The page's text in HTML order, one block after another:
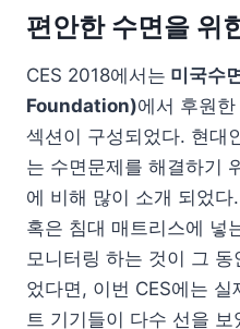
편안한 수면을 위
CES 2018에서는 미국수
Foundation)에서 후원
섹션이 구성되었다. 현대
는 수면문제를 해결하기
에 비해 많이 소개 되었
혹은 침대 매트리스에 넣
모니터링 하는 것이 그
었다면, 이번 CES에는
트 기기들이 다수 선을 보